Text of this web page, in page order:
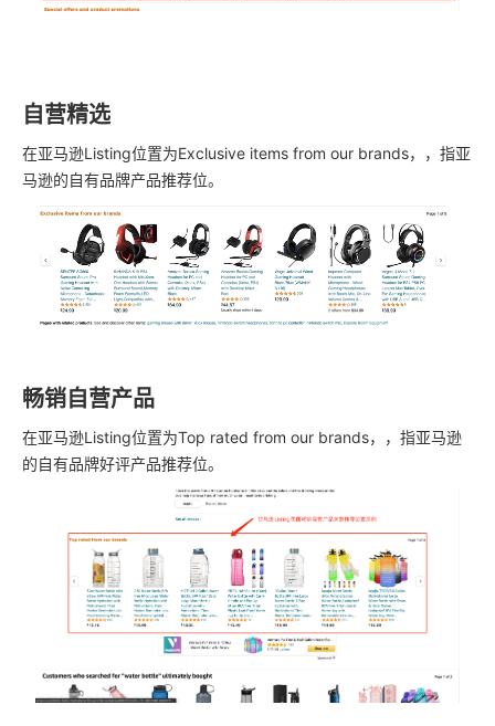
自营精选
在亚马逊Listing位置为Exclusive items from our brands，，指亚
马逊的自有品牌产品推荐位。
畅销自营产品
在亚马逊Listing位置为Top rated from our brands，，指亚马逊
的自有品牌好评产品推荐位。